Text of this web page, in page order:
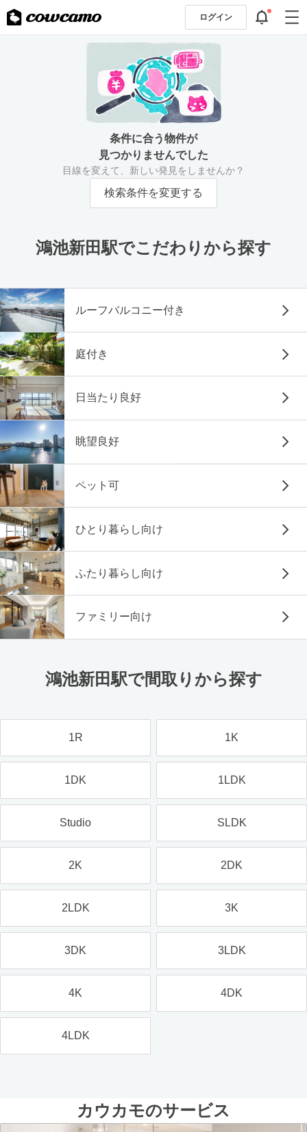
ログイン
条件に合う物件が
見つかりませんでした
目線を変えて、新しい発見をしませんか？
検索条件を変更する
鴻池新田駅でこだわりから探す
ルーフバルコニー付き
庭付き
日当たり良好
眺望良好
ペット可
ひとり暮らし向け
ふたり暮らし向け
ファミリー向け
鴻池新田駅で間取りから探す
1R 1K
1DK 1LDK
Studio SLDK
2K 2DK
2LDK 3K
3DK 3LDK
4K 4DK
4LDK
カウカモのサービス